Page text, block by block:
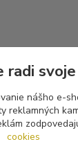
radi
nášho e-
cookies